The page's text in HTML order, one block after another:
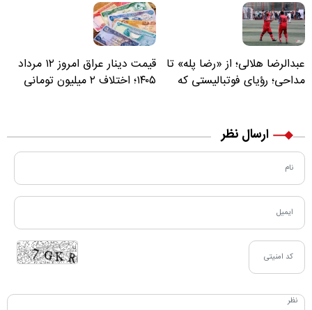
عبدالرضا هلالی؛ از «رضا پله» تا
مداحی؛ رؤیای فوتبالیستی که
قیمت دینار عراق امروز ۱۲ مرداد
۱۴۰۵؛ اختلاف ۲ میلیون تومانی
ارسال نظر